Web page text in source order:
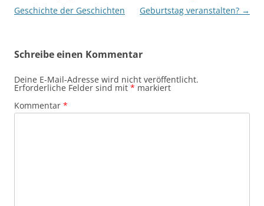
Geschichte der Geschichten
Geburtstag veranstalten? →
Schreibe einen Kommentar
Deine E-Mail-Adresse wird nicht veröffentlicht.
Erforderliche Felder sind mit * markiert
Kommentar *